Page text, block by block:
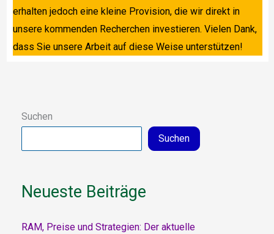
erhalten jedoch eine kleine Provision, die wir direkt in
unsere kommenden Recherchen investieren. Vielen Dank,
dass Sie unsere Arbeit auf diese Weise unterstützen!
Suchen
Suchen
Neueste Beiträge
RAM, Preise und Strategien: Der aktuelle